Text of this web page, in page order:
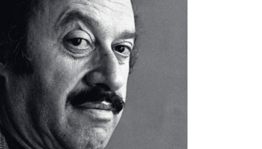
Relecturas
Sociedad
Turismo accidental
Vidas paralelas
Voces y lecturas